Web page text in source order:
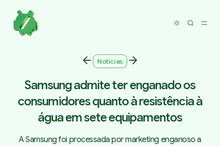
Toggle
Notícias
Samsung admite ter enganado os
consumidores quanto à resistência à
água em sete equipamentos
A Samsung foi processada por marketing enganoso a